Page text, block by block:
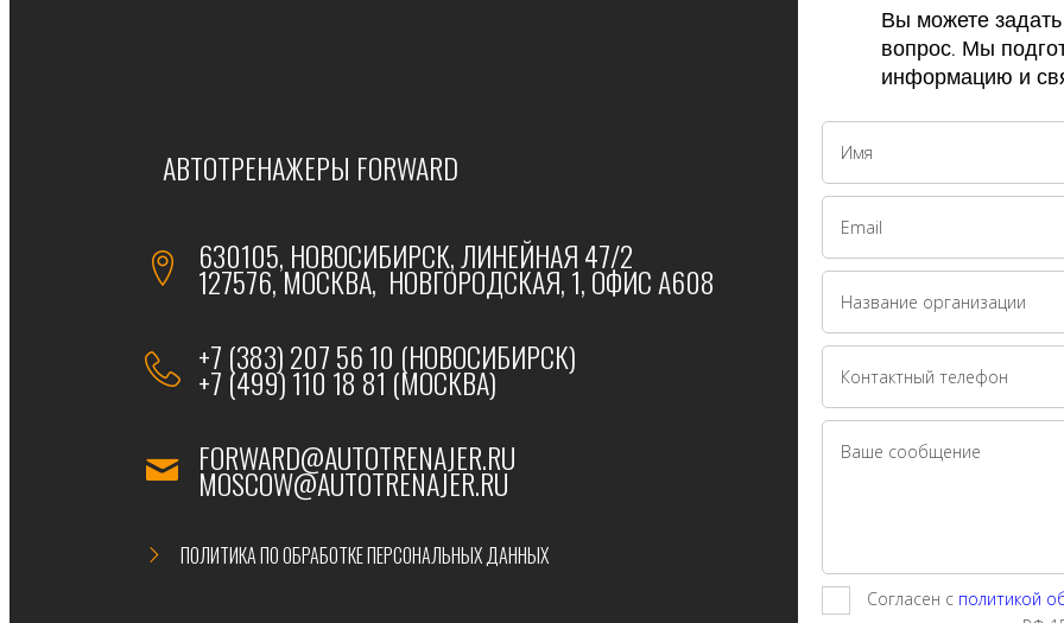
АВТОТРЕНАЖЕРЫ FORWARD
630105, НОВОСИБИРСК, ЛИНЕЙНАЯ 47/2
127576, МОСКВА, НОВГОРОДСКАЯ, 1, ОФИС А608
+7 (383) 207 56 10 (НОВОСИБИРСК)
+7 (499) 110 18 81 (МОСКВА)
FORWARD@AUTOTRENAJER.RU
MOSCOW@AUTOTRENAJER.RU
ПОЛИТИКА ПО ОБРАБОТКЕ ПЕРСОНАЛЬНЫХ ДАННЫХ
Вы можете
вопрос. Мы
информацию и
Согласен с политикой